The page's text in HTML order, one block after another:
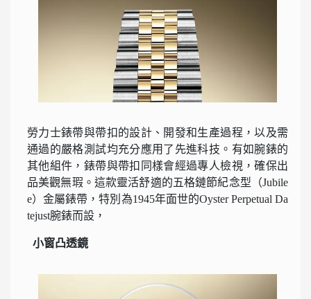
勞力士錶帶與帶扣的設計、開發和生產過程，以及需
通過的嚴格測試均充分應用了先進科技。有如腕錶的
其他組件，錶帶與帶扣同樣會經過專人檢視，確保出
品美觀無瑕。這款靈活舒適的五格鏈節紀念型（Jubile
e）金屬錶帶，特別為1945年面世的Oyster Perpetual Da
tejust腕錶而設，
小窗凸透鏡